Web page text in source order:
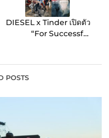
DIESEL x Tinder เปิดตัว
“For Successful
คอลลาบอเรชั่นสุดพิเศษ
ร่วมเฉลิมฉลองความรักใน
POSTS